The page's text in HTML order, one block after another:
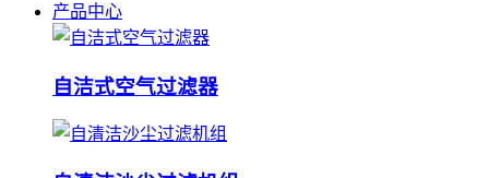
产品中心
自洁式空气过滤器